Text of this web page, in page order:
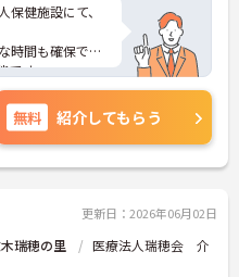
健施設にて、
時間も確保で
です。
レクチャーがあ
す。
トなど、さらに
にご相談くださ
無料 紹介してもらう
更新日：2026年06月02日
瑞穂の里
医療法人瑞穂会 介